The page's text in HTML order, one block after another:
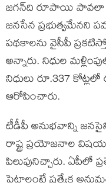
జగన్‌ది రూపాయి పావలా
జనసేన ప్రభుత్వమేనని
పథకాలను వైసీపీ
అన్నారు. నిధుల
నిధులు రూ.337
ఆరోపించారు.
టీడీపీ అనుభవాన్ని
రాష్ట్ర ప్రయోజనాల
పిలుపునిచ్చారు. ఏపీలో